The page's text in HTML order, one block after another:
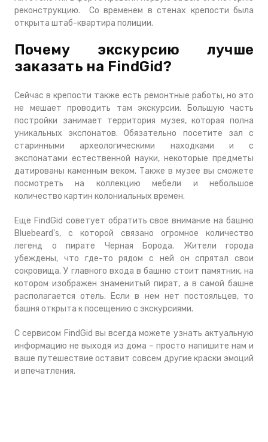
реконструкцию. Со временем в стенах крепости была
открыта штаб-квартира полиции.
Почему экскурсию лучше
заказать на FindGid?
Сейчас в крепости также есть ремонтные работы, но это
не мешает проводить там экскурсии. Большую часть
постройки занимает территория музея, которая полна
уникальных экспонатов. Обязательно посетите зал с
старинными археологическими находками и с
экспонатами естественной науки, некоторые предметы
датированы каменным веком. Также в музее вы сможете
посмотреть на коллекцию мебели и небольшое
количество картин колониальных времен.
Еще FindGid советует обратить свое внимание на башню
Bluebeard's, с которой связано огромное количество
легенд о пирате Черная Борода. Жители города
убеждены, что где-то рядом с ней он спрятал свои
сокровища. У главного входа в башню стоит памятник, на
котором изображен знаменитый пират, а в самой башне
располагается отель. Если в нем нет постояльцев, то
башня открыта к посещению с экскурсиями.
С сервисом FindGid вы всегда можете узнать актуальную
информацию не выходя из дома – просто напишите нам и
ваше путешествие оставит совсем другие краски эмоций
и впечатления.